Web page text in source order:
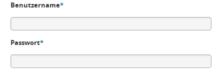
Benutzername*
Passwort*